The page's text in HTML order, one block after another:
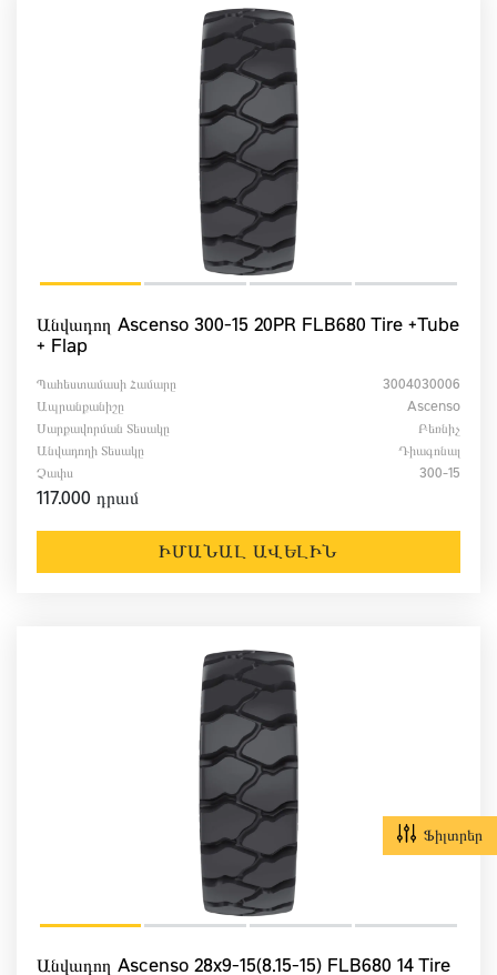
Անվադող Ascenso 300-15 20PR FLB680 Tire +Tube
+ Flap
Պահեստամասի Համարը
3004030006
Ապրանքանիշը
Ascenso
Սարքավորման Տեսակը
Բեռնիչ
Անվադողի Տեսակը
Դիագոնալ
Չափս
300-15
117.000 դրամ
ԻՄԱՆԱԼ ԱՎԵԼԻՆ
Անվադող Ascenso 28x9-15(8.15-15) FLB680 14 Tire
Ֆիլտրեր